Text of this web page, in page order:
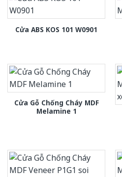
Cửa ABS KOS 101 W0901
Cửa Gỗ Chống Cháy MDF
Melamine 1